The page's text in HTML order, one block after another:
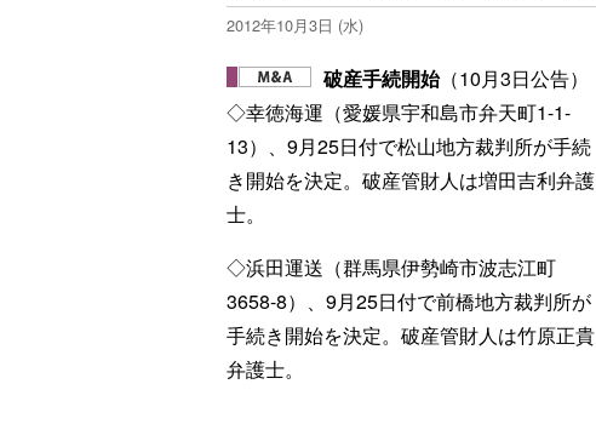
2012年10月3日 (水)
破産手続開始（10月3日公告）
◇幸徳海運（愛媛県宇和島市弁天町1-1-
13）、9月25日付で松山地方裁判所が手続
き開始を決定。破産管財人は増田吉利弁護
士。
◇浜田運送（群馬県伊勢崎市波志江町
3658-8）、9月25日付で前橋地方裁判所が
手続き開始を決定。破産管財人は竹原正貴
弁護士。